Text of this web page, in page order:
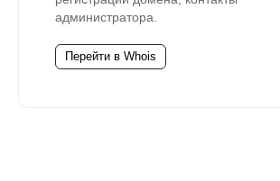
администратора.
Перейти в Whois